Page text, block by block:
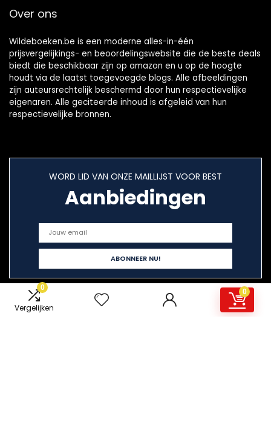
0
Vergelijken
0
Over ons
Wildeboeken.be is een moderne alles-in-één
prijsvergelijkings- en beoordelingswebsite die de beste deals
biedt die beschikbaar zijn op amazon en u op de hoogte
houdt via de laatst toegevoegde blogs. Alle afbeeldingen
zijn auteursrechtelijk beschermd door hun respectievelijke
eigenaren. Alle geciteerde inhoud is afgeleid van hun
respectievelijke bronnen.
WORD LID VAN ONZE MAILLIJST VOOR BEST
Aanbiedingen